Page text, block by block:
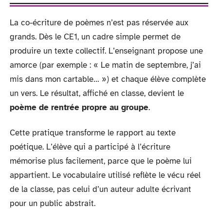
La co-écriture de poèmes n’est pas réservée aux
grands. Dès le CE1, un cadre simple permet de
produire un texte collectif. L’enseignant propose une
amorce (par exemple : « Le matin de septembre, j’ai
mis dans mon cartable… ») et chaque élève complète
un vers. Le résultat, affiché en classe, devient le
poème de rentrée propre au groupe.
Cette pratique transforme le rapport au texte
poétique. L’élève qui a participé à l’écriture
mémorise plus facilement, parce que le poème lui
appartient. Le vocabulaire utilisé reflète le vécu réel
de la classe, pas celui d’un auteur adulte écrivant
pour un public abstrait.